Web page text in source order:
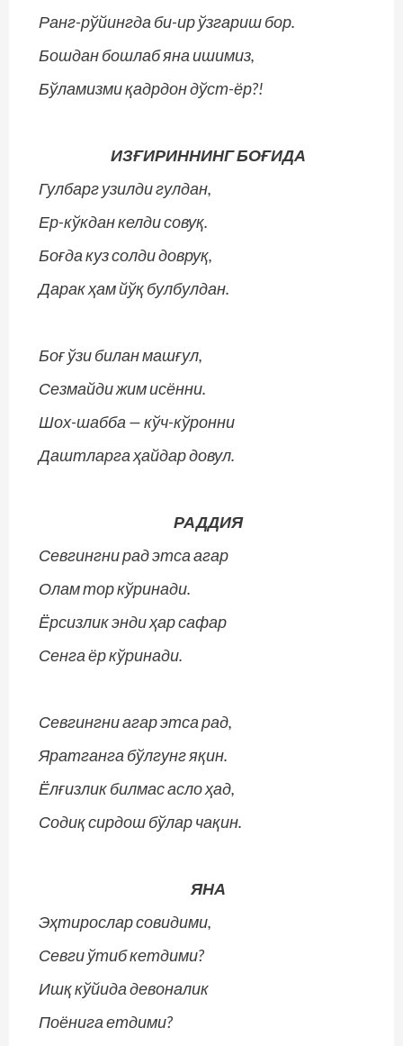
Ранг-рўйингда би-ир ўзгариш бор.
Бошдан бошлаб яна ишимиз,
Бўламизми қадрдон дўст-ёр?!
ИЗҒИРИННИНГ БОҒИДА
Гулбарг узилди гулдан,
Ер-кўкдан келди совуқ.
Боғда куз солди довруқ,
Дарак ҳам йўқ булбулдан.
Боғ ўзи билан машғул,
Сезмайди жим исённи.
Шох-шабба — кўч-кўронни
Даштларга ҳайдар довул.
РАДДИЯ
Севгингни рад этса агар
Олам тор кўринади.
Ёрсизлик энди ҳар сафар
Сенга ёр кўринади.
Севгингни агар этса рад,
Яратганга бўлгунг яқин.
Ёлғизлик билмас асло ҳад,
Содиқ сирдош бўлар чақин.
ЯНА
Эҳтирослар совидими,
Севги ўтиб кетдими?
Ишқ кўйида девоналик
Поёнига етдими?